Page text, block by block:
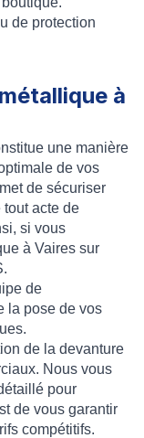
de protection
à
une manière
de vos
de sécuriser
tout acte de
si vous
à Vaires sur
.
de
la pose de vos
.
de la devanture
. Nous vous
pour
de vous garantir
compétitifs.